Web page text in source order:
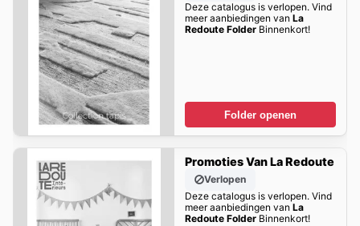
Deze catalogus is verlopen. Vind
meer aanbiedingen van La
Redoute FolderBinnenkort!
Folder openen
Promoties Van La Redoute
Verlopen
Deze catalogus is verlopen. Vind
meer aanbiedingen van La
Redoute FolderBinnenkort!